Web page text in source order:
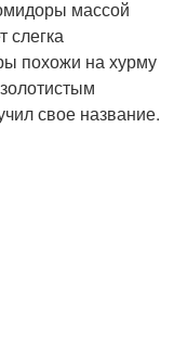
массой
слегка
похожи на хурму
свое название.